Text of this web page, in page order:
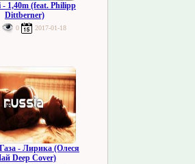
- 1,40m (feat. Philipp
Dittberner)
0 2017-01-18
- Лирика (Олеся
Deep Cover)